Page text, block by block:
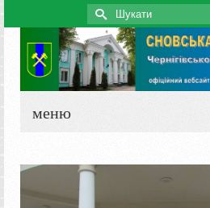
Search
for:
меню